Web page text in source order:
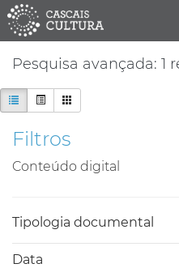
Pesquisa avançada: 1
Filtros
Conteúdo digital
Tipologia documental
Data